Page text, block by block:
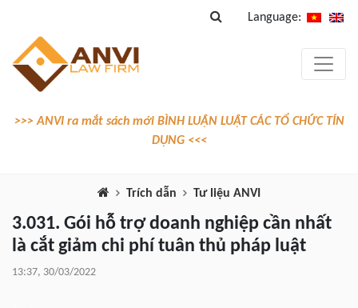
Language:
>>> ANVI ra mắt sách mới BÌNH LUẬN LUẬT CÁC TỔ CHỨC TÍN
DỤNG <<<
Trích dẫn Tư liệu ANVI
3.031. Gói hỗ trợ doanh nghiệp cần nhất
là cắt giảm chi phí tuân thủ pháp luật
13:37, 30/03/2022